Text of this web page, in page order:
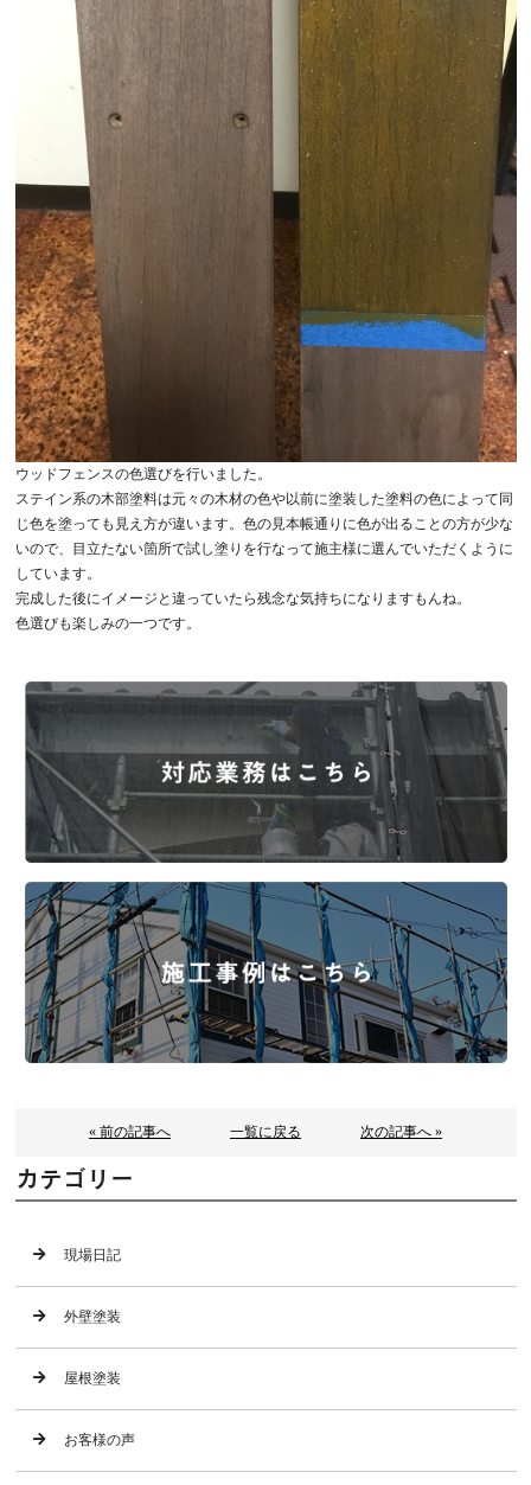
ウッドフェンスの色選びを行いました。
ステイン系の木部塗料は元々の木材の色や以前に塗装した塗料の色によって同
じ色を塗っても見え方が違います。色の見本帳通りに色が出ることの方が少な
いので、目立たない箇所で試し塗りを行なって施主様に選んでいただくように
しています。
完成した後にイメージと違っていたら残念な気持ちになりますもんね。
色選びも楽しみの一つです。
« 前の記事へ 一覧に戻る 次の記事へ »
カテゴリー
現場日記
外壁塗装
屋根塗装
お客様の声